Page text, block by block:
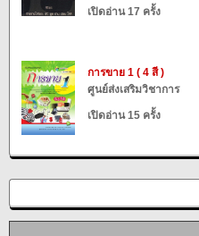
เปิดอ่าน 17 ครั้ง
การขาย 1 ( 4 สี )
ศูนย์ส่งเสริมวิชาการ
เปิดอ่าน 15 ครั้ง